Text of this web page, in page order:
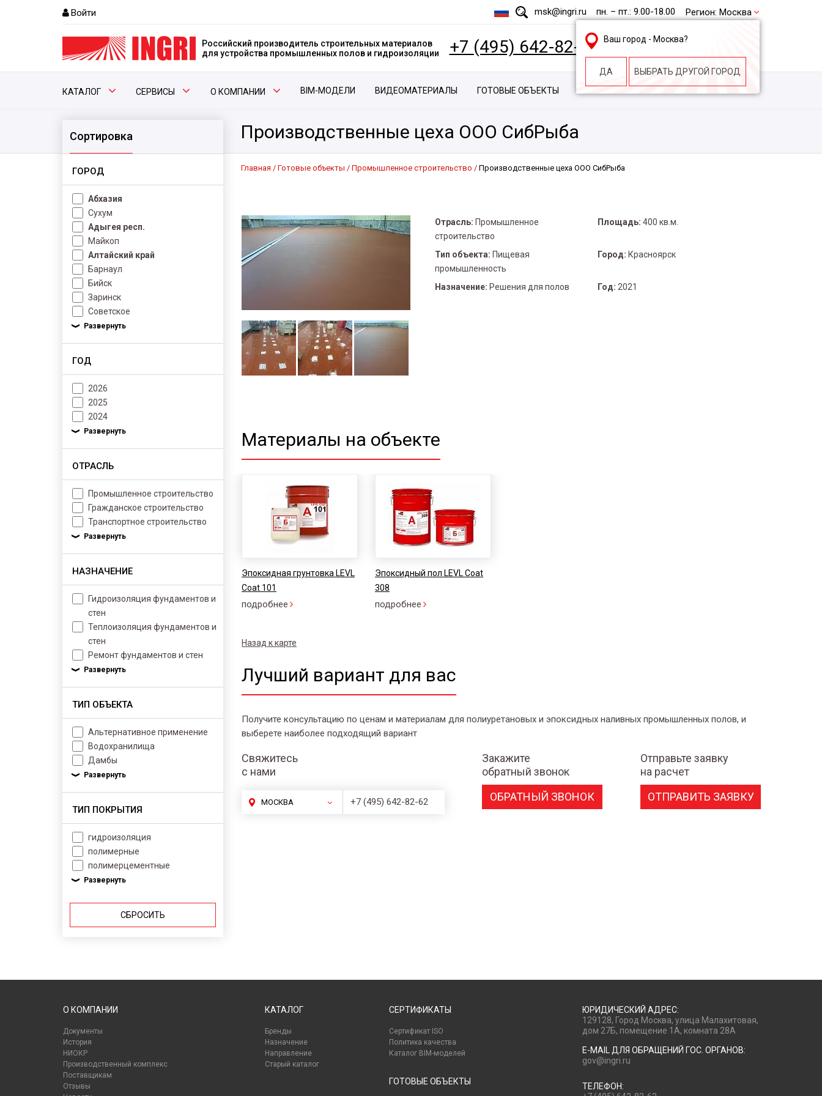
Войти msk@ingri.ru пн. – пт.: 9.00-18.00 Регион: Москва
Ваш город - Москва?
ДА ВЫБРАТЬ ДРУГОЙ ГОРОД
Российский производитель строительных материалов
для устройства промышленных полов и гидроизоляции
+7 (495) 642-82-62
КАТАЛОГ СЕРВИСЫ О КОМПАНИИ BIM-МОДЕЛИ ВИДЕОМАТЕРИАЛЫ ГОТОВЫЕ ОБЪЕКТЫ
Производственные цеха ООО СибРыба
Сортировка
ГОРОД
Абхазия
Сухум
Адыгея респ.
Майкоп
Алтайский край
Барнаул
Бийск
Заринск
Советское
ГОД
2026
2025
2024
ОТРАСЛЬ
Промышленное строительство
Гражданское строительство
Транспортное строительство
НАЗНАЧЕНИЕ
Гидроизоляция фундаментов и
стен
Теплоизоляция фундаментов и
стен
Ремонт фундаментов и стен
ТИП ОБЪЕКТА
Альтернативное применение
Водохранилища
Дамбы
ТИП ПОКРЫТИЯ
гидроизоляция
полимерные
полимерцементные
СБРОСИТЬ
Главная Готовые объекты Промышленное строительство Производственные цеха ООО СибРыба
Отрасль: Промышленное
строительство
Площадь: 400 кв.м.
Тип объекта: Пищевая
промышленность
Город: Красноярск
Назначение: Решения для полов Год: 2021
Материалы на объекте
Эпоксидная грунтовка LEVL
Coat 101
подробнее
Эпоксидный пол LEVL Coat
308
подробнее
Назад к карте
Лучший вариант для вас
Получите консультацию по ценам и материалам для полиуретановых и эпоксидных наливных промышленных полов, и
выберете наиболее подходящий вариант
Свяжитесь
с нами
МОСКВА +7 (495) 642-82-62
Закажите
обратный звонок
ОБРАТНЫЙ ЗВОНОК
Отправьте заявку
на расчет
ОТПРАВИТЬ ЗАЯВКУ
О КОМПАНИИ
Документы
История
НИОКР
Производственный комплекс
Поставщикам
Отзывы
КАТАЛОГ
Бренды
Назначение
Направление
Старый каталог
СЕРТИФИКАТЫ
Сертификат ISO
Политика качества
Каталог BIM-моделей
ГОТОВЫЕ ОБЪЕКТЫ
ЮРИДИЧЕСКИЙ АДРЕС:
129128, Город Москва, улица Малахитовая,
дом 27Б, помещение 1А, комната 28А
E-MAIL ДЛЯ ОБРАЩЕНИЙ ГОС. ОРГАНОВ:
gov@ingri.ru
ТЕЛЕФОН: